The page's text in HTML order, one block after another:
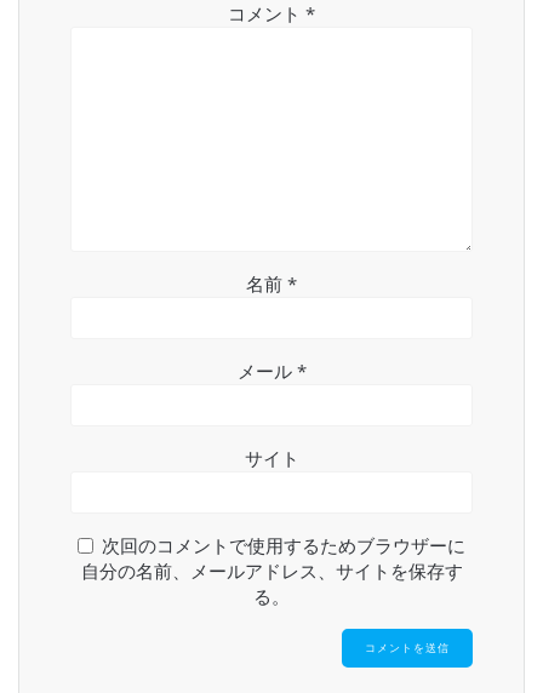
コメント *
名前 *
メール *
サイト
次回のコメントで使用するためブラウザーに
自分の名前、メールアドレス、サイトを保存す
る。